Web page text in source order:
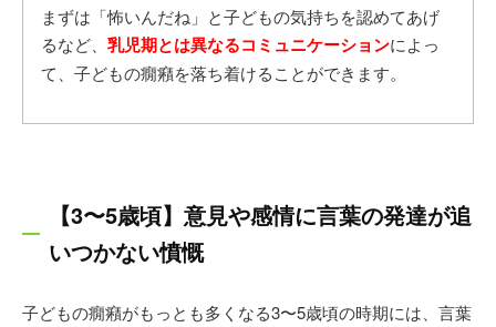
まずは「怖いんだね」と子どもの気持ちを認めてあげ
るなど、 乳児期とは異なるコミュニケーションによっ
て、子どもの癇癪を落ち着けることができます。
【3〜5歳頃】意見や感情に言葉の発達が追
いつかない憤慨
子どもの癇癪がもっとも多くなる3〜5歳頃の時期には、言葉